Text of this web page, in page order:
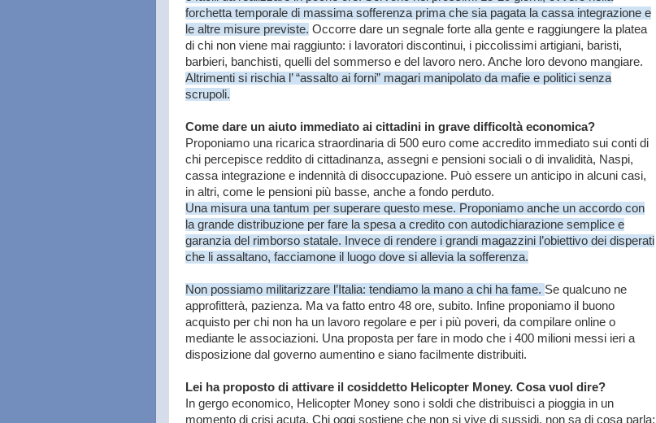
forchetta temporale di massima sofferenza prima che sia pagata la cassa integrazione e
le altre misure previste. Occorre dare un segnale forte alla gente e raggiungere la platea
di chi non viene mai raggiunto: i lavoratori discontinui, i piccolissimi artigiani, baristi,
barbieri, banchisti, quelli del sommerso e del lavoro nero. Anche loro devono mangiare.
Altrimenti si rischia l’ “assalto ai forni” magari manipolato da mafie e politici senza
scrupoli.
Come dare un aiuto immediato ai cittadini in grave difficoltà economica?
Proponiamo una ricarica straordinaria di 500 euro come accredito immediato sui conti di
chi percepisce reddito di cittadinanza, assegni e pensioni sociali o di invalidità, Naspi,
cassa integrazione e indennità di disoccupazione. Può essere un anticipo in alcuni casi,
in altri, come le pensioni più basse, anche a fondo perduto.
Una misura una tantum per superare questo mese. Proponiamo anche un accordo con
la grande distribuzione per fare la spesa a credito con autodichiarazione semplice e
garanzia del rimborso statale. Invece di rendere i grandi magazzini l’obiettivo dei disperati
che li assaltano, facciamone il luogo dove si allevia la sofferenza.
Non possiamo militarizzare l’Italia: tendiamo la mano a chi ha fame. Se qualcuno ne
approfitterà, pazienza. Ma va fatto entro 48 ore, subito. Infine proponiamo il buono
acquisto per chi non ha un lavoro regolare e per i più poveri, da compilare online o
mediante le associazioni. Una proposta per fare in modo che i 400 milioni messi ieri a
disposizione dal governo aumentino e siano facilmente distribuiti.
Lei ha proposto di attivare il cosiddetto Helicopter Money. Cosa vuol dire?
In gergo economico, Helicopter Money sono i soldi che distribuisci a pioggia in un
momento di crisi acuta. Chi oggi sostiene che non si vive di sussidi, non sa di cosa parla: